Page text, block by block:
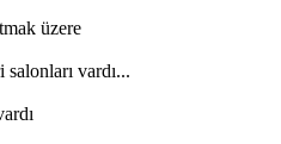
üzere
vardı...